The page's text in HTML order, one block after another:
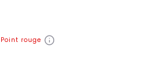
Point rouge